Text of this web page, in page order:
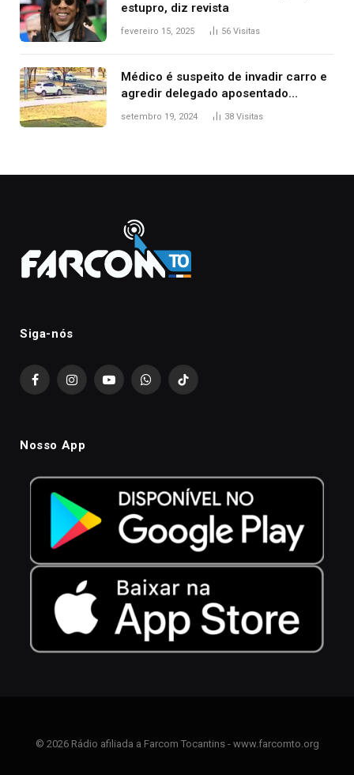
estupro, diz revista
fevereiro 15, 2025 56 Visitas
Médico é suspeito de invadir carro e
agredir delegado aposentado
durante confusão no trânsito
setembro 19, 2024 38 Visitas
Siga-nós
FacebookInstagramYouTubeWhatsAppTikTok
Nosso App
© 2026 Rádio afiliada a Farcom Tocantins - www.farcomto.org